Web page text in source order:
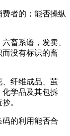
者的；能否操纵
畜系谱，发卖、
没有标识的畜
纤维成品、茧
学品及其包拆
。
的利用能否合